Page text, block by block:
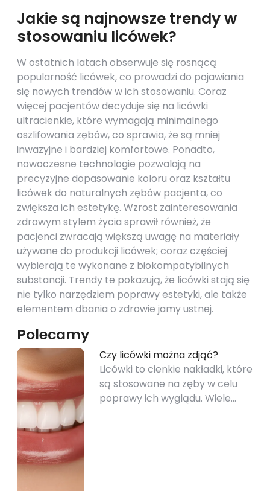
Jakie są najnowsze trendy w
stosowaniu licówek?
W ostatnich latach obserwuje się rosnącą
popularność licówek, co prowadzi do pojawiania
się nowych trendów w ich stosowaniu. Coraz
więcej pacjentów decyduje się na licówki
ultracienkie, które wymagają minimalnego
oszlifowania zębów, co sprawia, że są mniej
inwazyjne i bardziej komfortowe. Ponadto,
nowoczesne technologie pozwalają na
precyzyjne dopasowanie koloru oraz kształtu
licówek do naturalnych zębów pacjenta, co
zwiększa ich estetykę. Wzrost zainteresowania
zdrowym stylem życia sprawił również, że
pacjenci zwracają większą uwagę na materiały
używane do produkcji licówek; coraz częściej
wybierają te wykonane z biokompatybilnych
substancji. Trendy te pokazują, że licówki stają się
nie tylko narzędziem poprawy estetyki, ale także
elementem dbania o zdrowie jamy ustnej.
Polecamy
Czy licówki można zdjąć?
Licówki to cienkie nakładki, które
są stosowane na zęby w celu
poprawy ich wyglądu. Wiele…